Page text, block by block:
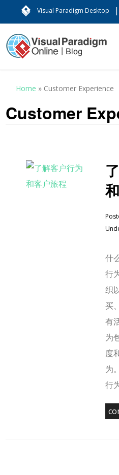
Visual Paradigm Desktop |
Home » Customer Experience
Customer
什
行
织
买
有
为
度
为
行